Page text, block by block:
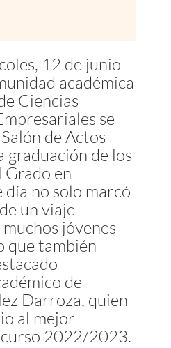
12 de junio
académica
Ciencias
se
de Actos
graduación de los
Grado en
día no solo marcó
un viaje
jóvenes
que también
de
Darroza, quien
al mejor
2022/2023.